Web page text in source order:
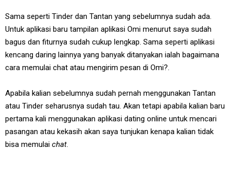
Sama seperti Tinder dan Tantan yang sebelumnya sudah ada.
Untuk aplikasi baru tampilan aplikasi Omi menurut saya sudah
bagus dan fiturnya sudah cukup lengkap. Sama seperti aplikasi
kencang daring lainnya yang banyak ditanyakan ialah bagaimana
cara memulai chat atau mengirim pesan di Omi?.
Apabila kalian sebelumnya sudah pernah menggunakan Tantan
atau Tinder seharusnya sudah tau. Akan tetapi apabila kalian baru
pertama kali menggunakan aplikasi dating online untuk mencari
pasangan atau kekasih akan saya tunjukan kenapa kalian tidak
bisa memulai chat.